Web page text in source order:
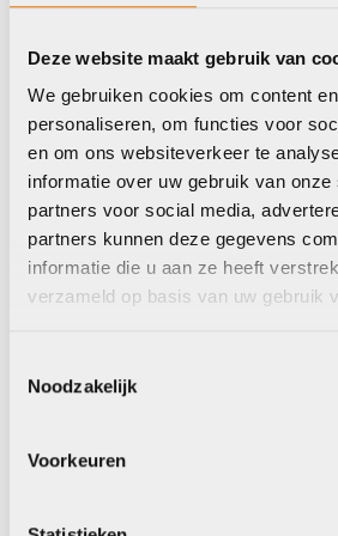
Deze website maakt gebruik van
We gebruiken cookies om content
personaliseren, om functies voor
en om ons websiteverkeer te
informatie over uw gebruik van onze
partners voor social media,
partners kunnen deze gegevens
informatie die u aan ze heeft
verzameld op basis van uw gebruik
Noodzakelijk
Voorkeuren
Stadsfietsen
Giant AnyTour E+ 3
Heren 2027
€ 3.799,00
Op voorraad in winkel
€
Op